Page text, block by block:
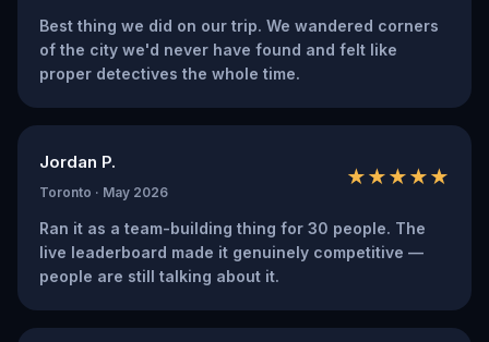
Best thing we did on our trip. We wandered corners
of the city we'd never have found and felt like
proper detectives the whole time.
Jordan P.
Toronto · May 2026
★★★★★
Ran it as a team-building thing for 30 people. The
live leaderboard made it genuinely competitive —
people are still talking about it.